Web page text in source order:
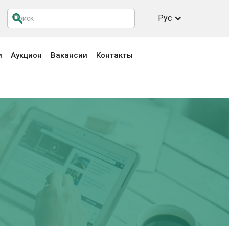
Рус
Аукцион Вакансии Контакты